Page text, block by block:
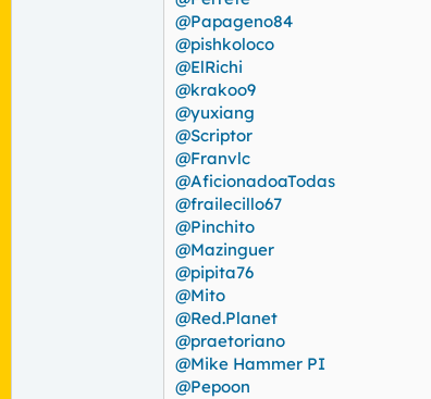
@Papageno84
@pishkoloco
@ElRichi
@krakoo9
@yuxiang
@Scriptor
@Franvlc
@AficionadoaTodas
@frailecillo67
@Pinchito
@Mazinguer
@pipita76
@Mito
@Red.Planet
@praetoriano
@Mike Hammer PI
@Pepoon